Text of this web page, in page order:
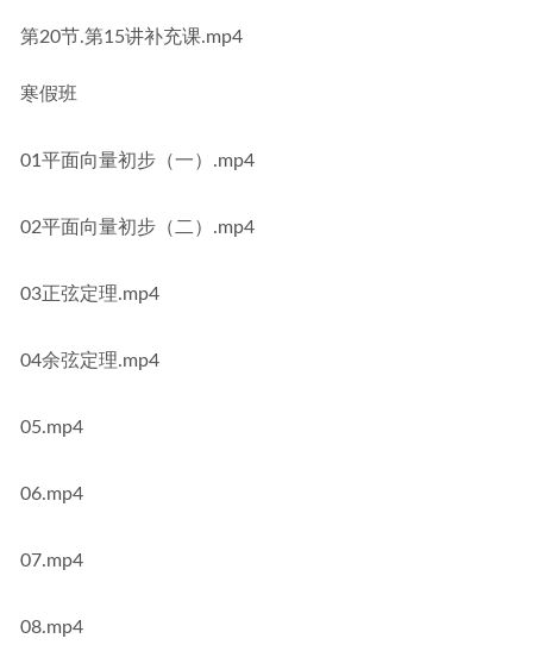
第20节.第15讲补充课.mp4
寒假班
01平面向量初步（一）.mp4
02平面向量初步（二）.mp4
03正弦定理.mp4
04余弦定理.mp4
05.mp4
06.mp4
07.mp4
08.mp4